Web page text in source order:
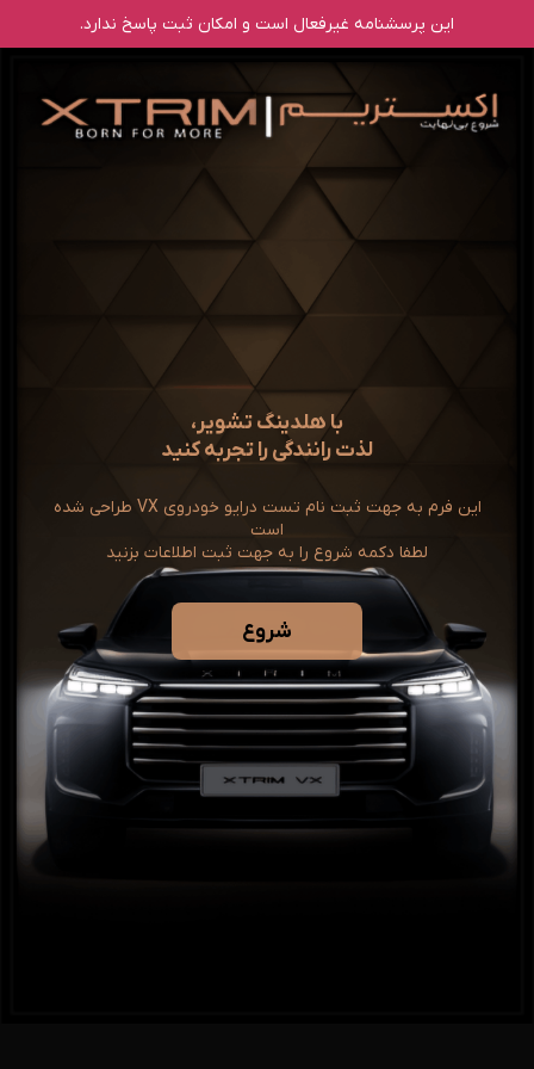
این پرسشنامه غیر‌فعال است و امکان ثبت پاسخ ندارد.
با هلدینگ تشویر،
لذت رانندگی را تجربه کنید
این فرم به جهت ثبت نام تست درایو خودروی VX طراحی شده
است
لطفا دکمه شروع را به جهت ثبت اطلاعات بزنید
شروع